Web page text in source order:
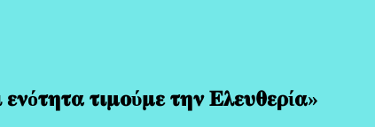
𝛕𝛊𝛍𝛐ύ𝛍𝛆 𝛕𝛈𝛎 𝚬𝛌𝛆𝛖𝛉𝛆𝛒ί𝛂»